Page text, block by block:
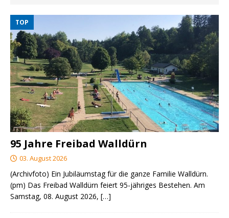
TOP
95 Jahre Freibad Walldürn
03. August 2026
(Archivfoto) Ein Jubiläumstag für die ganze Familie Walldürn.
(pm) Das Freibad Walldürn feiert 95-jähriges Bestehen. Am
Samstag, 08. August 2026, […]